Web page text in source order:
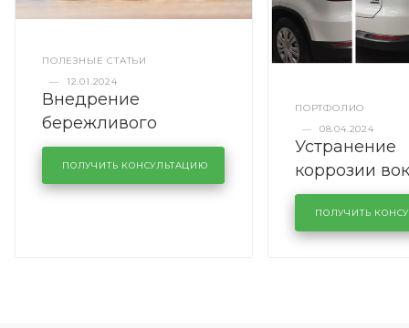
ПОЛЕЗНЫЕ СТАТЬИ
—
12.01.2024
Внедрение
бережливого
производства в
кузовном сервисе
KUTUZOVV
ПОЛУЧИТЬ КОНСУЛЬТАЦИЮ
ПОРТФОЛИО
—
08.04.2024
Устранение
коррозии
лобового
районе
Volkswagen
ПОЛУЧИТЬ